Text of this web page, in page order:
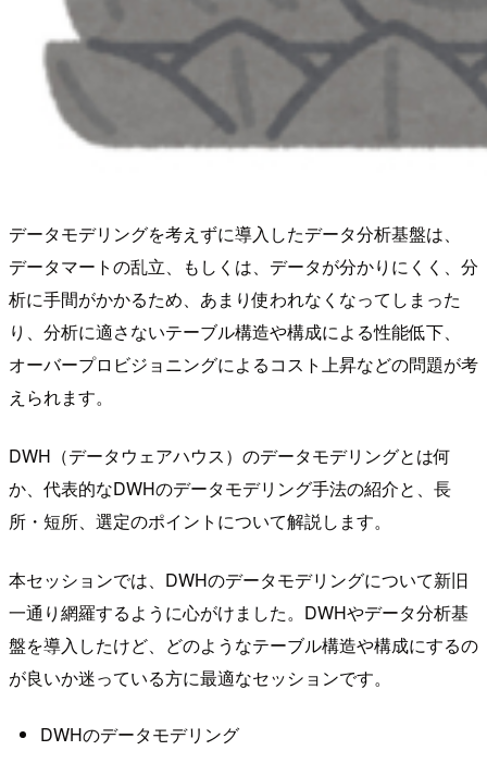
データモデリングを考えずに導入したデータ分析基盤は、
データマートの乱立、もしくは、データが分かりにくく、分
析に手間がかかるため、あまり使われなくなってしまった
り、分析に適さないテーブル構造や構成による性能低下、
オーバープロビジョニングによるコスト上昇などの問題が考
えられます。
DWH（データウェアハウス）のデータモデリングとは何
か、代表的なDWHのデータモデリング手法の紹介と、長
所・短所、選定のポイントについて解説します。
本セッションでは、DWHのデータモデリングについて新旧
一通り網羅するように心がけました。DWHやデータ分析基
盤を導入したけど、どのようなテーブル構造や構成にするの
が良いか迷っている方に最適なセッションです。
DWHのデータモデリング